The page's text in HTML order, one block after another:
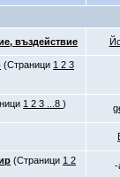
въздействие
(Страници 123
123 ...8)
(Страници 12
-